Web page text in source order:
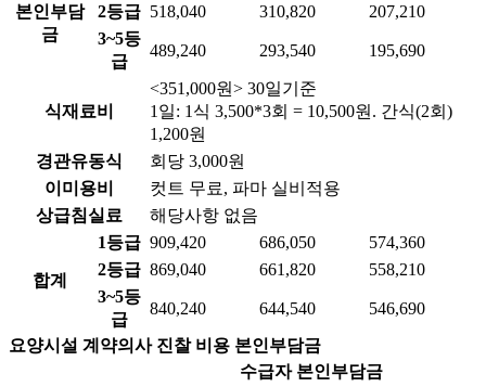
본인부담
금
2등급 518,040 310,820
207,210
3~5등
급
489,240 293,540 195,690
식재료비
<351,000원> 30일기준
1일: 1식 3,500*3회 = 10,500원. 간식(2회)
1,200원
경관유동식
회당 3,000원
이미용비
컷트 무료, 파마 실비적용
상급침실료
해당사항 없음
합계
1등급 909,420 686,050
574,360
2등급 869,040 661,820
558,210
3~5등
급
840,240 644,540
546,690
요양시설 계약의사 진찰 비용 본인부담금
수급자 본인부담금